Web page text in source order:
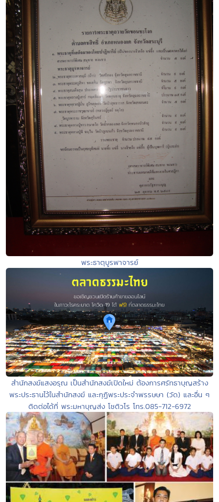
พระธาตุบูรพาจารย์
สำนักสงฆ์แสงอรุณ เป็นสำนักสงฆ์เปิดใหม่ ต้องการศรัทธาบุญสร้าง
พระประธานไว้ในสำนักสงฆ์ และกุฏิพระประจำพรรษษา (วัด) และอื่น ๆ
ติดต่อได้ที่ พระมหาบุญส่ง โชติวโร โทร.085-712-6972